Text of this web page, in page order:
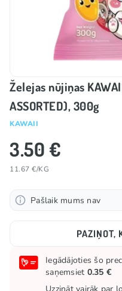
Želejas nūjiņas
ASSORTED), 300g
KAWAII
3.50 €
11.67 €/KG
Pašlaik mums nav
PAZIŅOT,
Iegādājoties šo
saņemsiet 0.35 €